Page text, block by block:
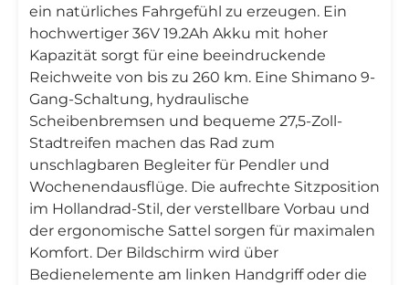
ein natürliches Fahrgefühl zu erzeugen. Ein
hochwertiger 36V 19.2Ah Akku mit hoher
Kapazität sorgt für eine beeindruckende
Reichweite von bis zu 260 km. Eine Shimano 9-
Gang-Schaltung, hydraulische
Scheibenbremsen und bequeme 27,5-Zoll-
Stadtreifen machen das Rad zum
unschlagbaren Begleiter für Pendler und
Wochenendausflüge. Die aufrechte Sitzposition
im Hollandrad-Stil, der verstellbare Vorbau und
der ergonomische Sattel sorgen für maximalen
Komfort. Der Bildschirm wird über
Bedienelemente am linken Handgriff oder die